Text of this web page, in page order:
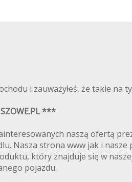
i zauważyłeś, że takie
***
naszą ofertą
Nasza strona www jak i
który znajduje się w
pojazdu.